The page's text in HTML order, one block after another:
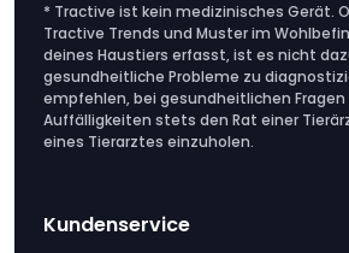
* Tractive ist kein medizinisches Gerät.
Tractive Trends und Muster im
deines Haustiers erfasst, ist es nicht
gesundheitliche Probleme zu
empfehlen, bei gesundheitlichen Fragen
Auffälligkeiten stets den Rat einer
eines Tierarztes einzuholen.
Kundenservice